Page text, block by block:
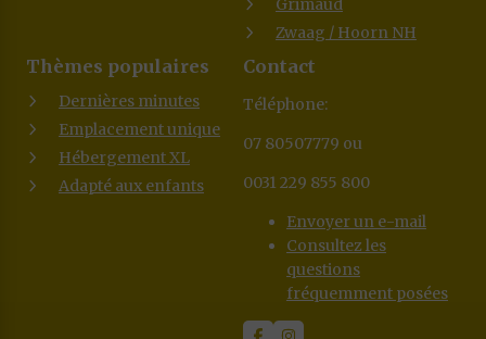
Grimaud
Zwaag / Hoorn NH
Thèmes populaires
Dernières minutes
Emplacement unique
Hébergement XL
Adapté aux enfants
Contact
Téléphone:
07 80507779 ou
0031 229 855 800
Envoyer un e-mail
Consultez les
questions
fréquemment posées